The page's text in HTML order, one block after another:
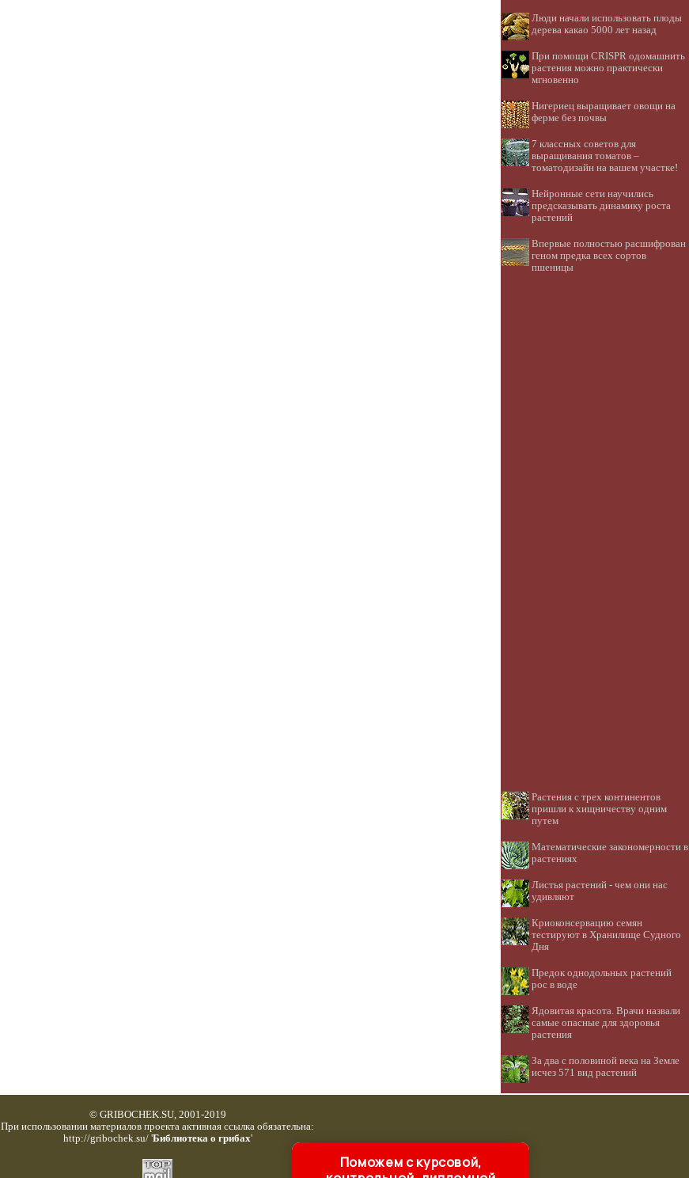
Люди начали использовать плоды
дерева какао 5000 лет назад
При помощи CRISPR одомашнить
растения можно практически
мгновенно
Нигериец выращивает овощи на
ферме без почвы
7 классных советов для
выращивания томатов –
томатодизайн на вашем участке!
Нейронные сети научились
предсказывать динамику роста
растений
Впервые полностью расшифрован
геном предка всех сортов
пшеницы
Растения с трех континентов
пришли к хищничеству одним
путем
Математические закономерности в
растениях
Листья растений - чем они нас
удивляют
Криоконсервацию семян
тестируют в Хранилище Судного
Дня
Предок однодольных растений
рос в воде
Ядовитая красота. Врачи назвали
самые опасные для здоровья
растения
За два с половиной века на Земле
исчез 571 вид растений
© GRIBOCHEK.SU, 2001-2019
При использовании материалов проекта активная ссылка обязательна:
http://gribochek.su/ 'Библиотека о грибах'
Поможем с курсовой,